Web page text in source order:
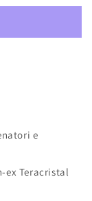
e
ex Teracristal